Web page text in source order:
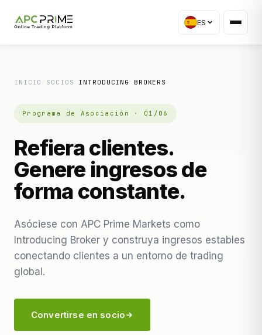
ES
INICIO SOCIOS INTRODUCING BROKERS
Programa de Asociación · 01/06
Refiera clientes.
Genere ingresos de
forma constante.
Asóciese con APC Prime Markets como
Introducing Broker y construya ingresos estables
conectando clientes a un entorno de trading
global.
Convertirse en socio